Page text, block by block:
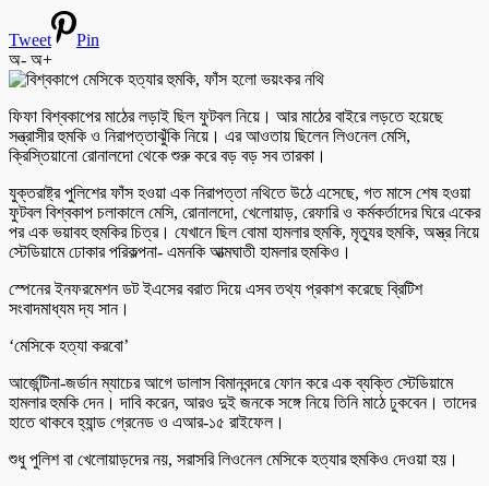
Tweet
Pin
অ- অ+
ফিফা বিশ্বকাপের মাঠের লড়াই ছিল ফুটবল নিয়ে। আর মাঠের বাইরে লড়তে হয়েছে
সন্ত্রাসীর হুমকি ও নিরাপত্তাঝুঁকি নিয়ে। এর আওতায় ছিলেন লিওনেল মেসি,
ক্রিস্তিয়ানো রোনালদো থেকে শুরু করে বড় বড় সব তারকা।
যুক্তরাষ্ট্র পুলিশের ফাঁস হওয়া এক নিরাপত্তা নথিতে উঠে এসেছে, গত মাসে শেষ হওয়া
ফুটবল বিশ্বকাপ চলাকালে মেসি, রোনালদো, খেলোয়াড়, রেফারি ও কর্মকর্তাদের ঘিরে একের
পর এক ভয়াবহ হুমকির চিত্র। যেখানে ছিল বোমা হামলার হুমকি, মৃত্যুর হুমকি, অস্ত্র নিয়ে
স্টেডিয়ামে ঢোকার পরিকল্পনা- এমনকি আত্মঘাতী হামলার হুমকিও।
স্পেনের ইনফরমেশন ডট ইএসের বরাত দিয়ে এসব তথ্য প্রকাশ করেছে ব্রিটিশ
সংবাদমাধ্যম দ্য সান।
‘মেসিকে হত্যা করবো’
আর্জেন্টিনা-জর্ডান ম্যাচের আগে ডালাস বিমানবন্দরে ফোন করে এক ব্যক্তি স্টেডিয়ামে
হামলার হুমকি দেন। দাবি করেন, আরও দুই জনকে সঙ্গে নিয়ে তিনি মাঠে ঢুকবেন। তাদের
হাতে থাকবে হ্যান্ড গ্রেনেড ও এআর-১৫ রাইফেল।
শুধু পুলিশ বা খেলোয়াড়দের নয়, সরাসরি লিওনেল মেসিকে হত্যার হুমকিও দেওয়া হয়।